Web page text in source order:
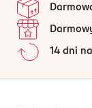
14 dni